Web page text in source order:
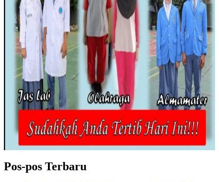
Pos-pos Terbaru